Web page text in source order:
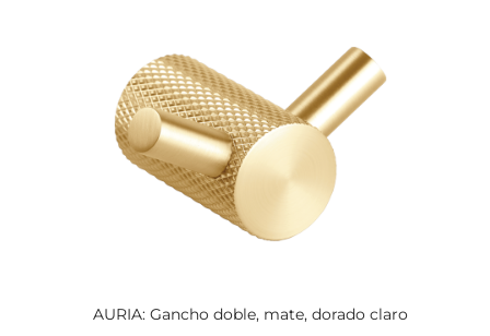
AURIA: Gancho doble, mate, dorado claro